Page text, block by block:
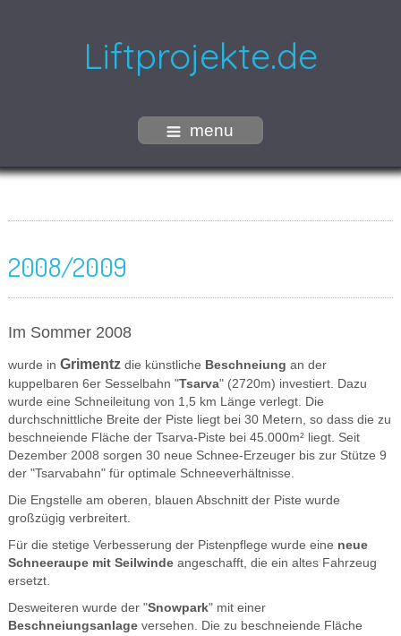
Liftprojekte.de
menu
2008/2009
Im Sommer 2008
wurde in Grimentz die künstliche Beschneiung an der
kuppelbaren 6er Sesselbahn "Tsarva" (2720m) investiert. Dazu
wurde eine Schneileitung von 1,5 km Länge verlegt. Die
durchschnittliche Breite der Piste liegt bei 30 Metern, so dass die zu
beschneiende Fläche der Tsarva-Piste bei 45.000m² liegt. Seit
Dezember 2008 sorgen 30 neue Schnee-Erzeuger bis zur Stütze 9
der "Tsarvabahn" für optimale Schneeverhältnisse.
Die Engstelle am oberen, blauen Abschnitt der Piste wurde
großzügig verbreitert.
Für die stetige Verbesserung der Pistenpflege wurde eine neue
Schneeraupe mit Seilwindeangeschafft, die ein altes Fahrzeug
ersetzt.
Desweiteren wurde der "Snowpark" mit einer
Beschneiungsanlageversehen. Die zu beschneiende Fläche